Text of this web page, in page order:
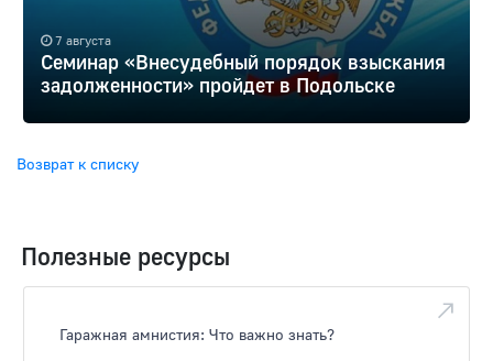
7 августа
Семинар «Внесудебный порядок взыскания
задолженности» пройдет в Подольске
Возврат к списку
Полезные ресурсы
Гаражная амнистия: Что важно знать?